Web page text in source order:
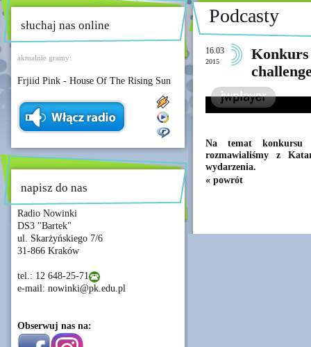
słuchaj nas online
aktualnie gramy:
Frjiid Pink - House Of The Rising Sun
napisz do nas
Radio Nowinki
DS3 "Bartek"
ul. Skarżyńskiego 7/6
31-866 Kraków
tel.: 12 648-25-71
e-mail: nowinki@pk.edu.pl
Obserwuj nas na:
Podcasty
16.03
2015
Konkurs
Na temat konkursu
rozmawialiśmy z
wydarzenia.
« powrót